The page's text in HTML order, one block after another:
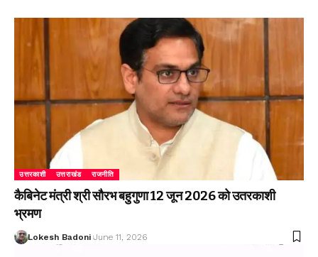
उत्तरकाशी उत्तराखंड राजनीति
कैबिनेट मंत्री श्री सौरभ बहुगुणा 12 जून 2026 को उतरकाशी
भ्रमण
Lokesh Badoni June 11, 2026